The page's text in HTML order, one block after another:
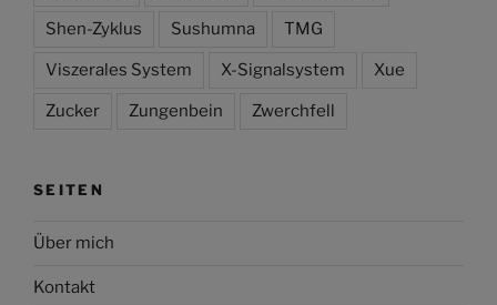
Shen-Zyklus Sushumna TMG
Viszerales System X-Signalsystem Xue
Zucker Zungenbein Zwerchfell
SEITEN
Über mich
Kontakt